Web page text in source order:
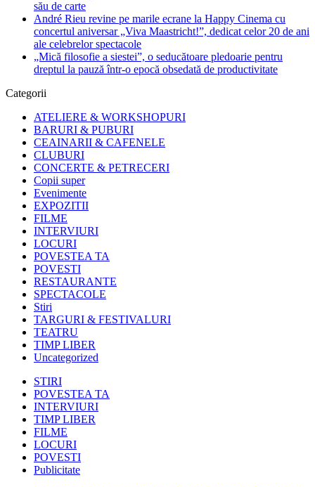
său de carte
André Rieu revine pe marile ecrane la Happy Cinema cu
concertul aniversar „Viva Maastricht!”, dedicat celor 20 de ani
ale celebrelor spectacole
„Mică filosofie a siestei”, o seducătoare pledoarie pentru
dreptul la pauză într-o epocă obsedată de productivitate
Categorii
ATELIERE & WORKSHOPURI
BARURI & PUBURI
CEAINARII & CAFENELE
CLUBURI
CONCERTE & PETRECERI
Copii super
Evenimente
EXPOZITII
FILME
INTERVIURI
LOCURI
POVESTEA TA
POVESTI
RESTAURANTE
SPECTACOLE
Stiri
TARGURI & FESTIVALURI
TEATRU
TIMP LIBER
Uncategorized
STIRI
POVESTEA TA
INTERVIURI
TIMP LIBER
FILME
LOCURI
POVESTI
Publicitate